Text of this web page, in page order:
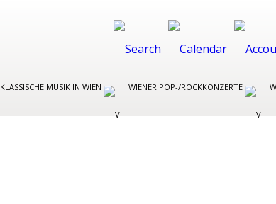
KLASSISCHE MUSIK IN WIEN WIENER POP-/ROCKKONZERTE